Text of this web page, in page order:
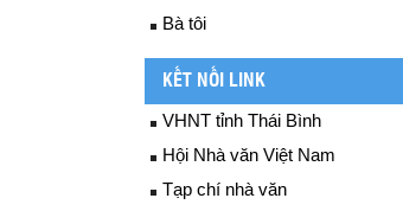
Bà tôi
KẾT NỐI LINK
VHNT tỉnh Thái Bình
Hội Nhà văn Việt Nam
Tạp chí nhà văn